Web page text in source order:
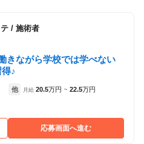
/ 施術者
きながら学校では学べない
♪
他 月給 20.5万円 ~ 22.5万円
応募画面へ進む